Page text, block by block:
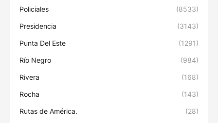
Policiales (8533)
Presidencia (3143)
Punta Del Este (1291)
Río Negro (984)
Rivera (168)
Rocha (143)
Rutas de América. (28)